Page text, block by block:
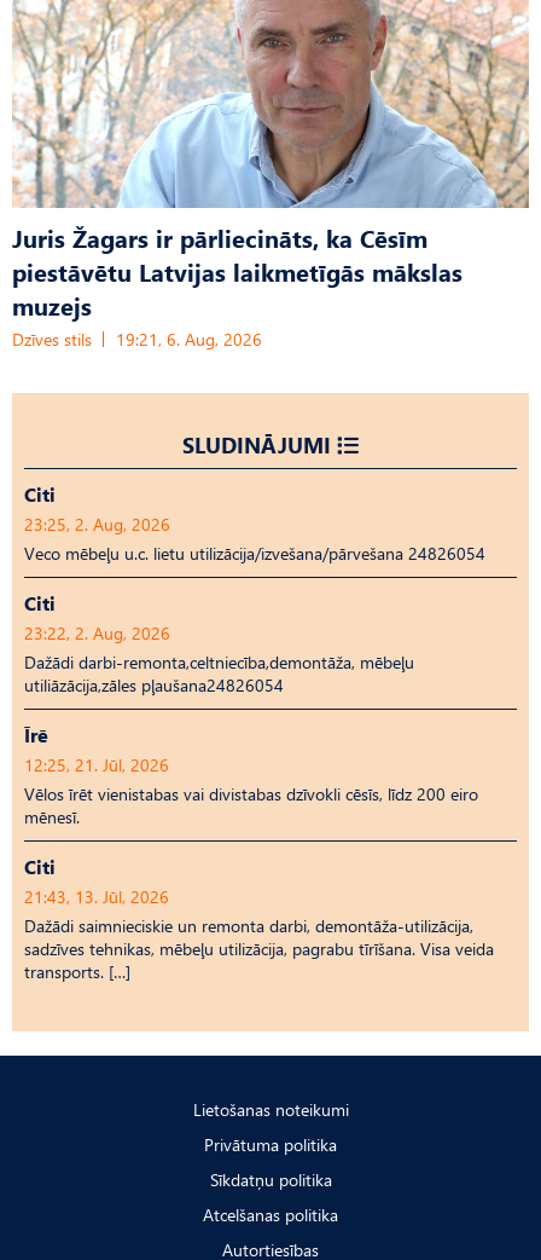
Juris Žagars ir pārliecināts, ka Cēsīm
piestāvētu Latvijas laikmetīgās mākslas
muzejs
Dzīves stils 19:21, 6. Aug, 2026
SLUDINĀJUMI
Citi
23:25, 2. Aug, 2026
Veco mēbeļu u.c. lietu utilizācija/izvešana/pārvešana 24826054
Citi
23:22, 2. Aug, 2026
Dažādi darbi-remonta,celtniecība,demontāža, mēbeļu
utiliāzācija,zāles pļaušana24826054
Īrē
12:25, 21. Jūl, 2026
Vēlos īrēt vienistabas vai divistabas dzīvokli cēsīs, līdz 200 eiro
mēnesī.
Citi
21:43, 13. Jūl, 2026
Dažādi saimnieciskie un remonta darbi, demontāža-utilizācija,
sadzīves tehnikas, mēbeļu utilizācija, pagrabu tīrīšana. Visa veida
transports. […]
Lietošanas noteikumi
Privātuma politika
Sīkdatņu politika
Atcelšanas politika
Autortiesības